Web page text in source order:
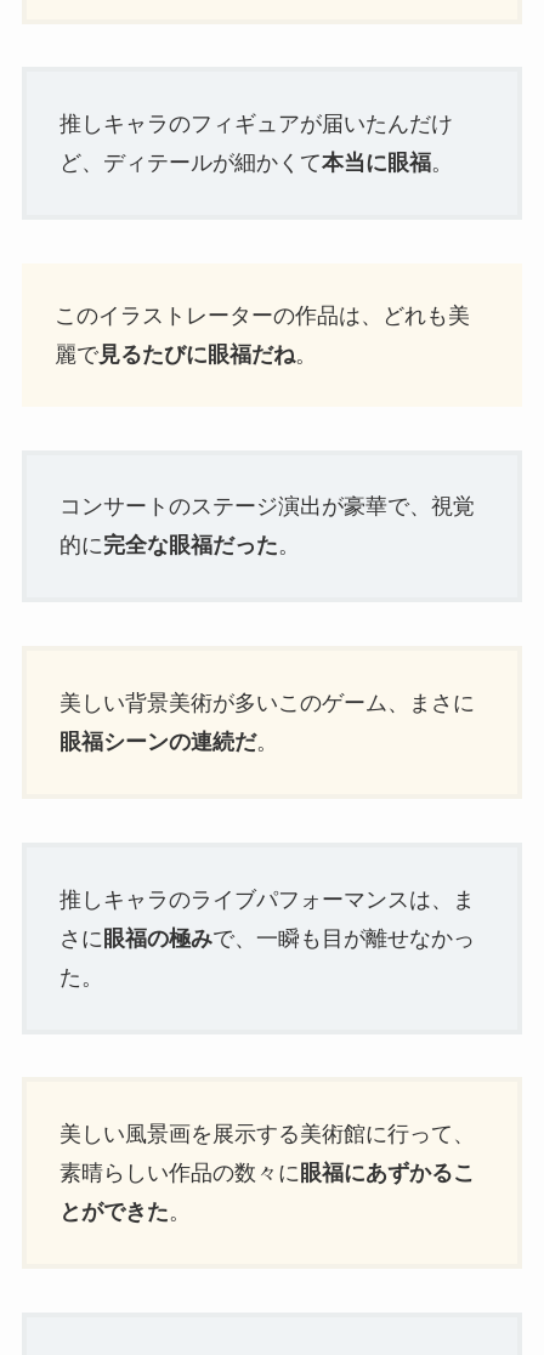
推しキャラのフィギュアが届いたんだけ
ど、ディテールが細かくて本当に眼福。
このイラストレーターの作品は、どれも美
麗で見るたびに眼福だね。
コンサートのステージ演出が豪華で、視覚
的に完全な眼福だった。
美しい背景美術が多いこのゲーム、まさに
眼福シーンの連続だ。
推しキャラのライブパフォーマンスは、ま
さに 眼福の極みで、一瞬も目が離せなかっ
た。
美しい風景画を展示する美術館に行って、
素晴らしい作品の数々に 眼福にあずかるこ
とができた。